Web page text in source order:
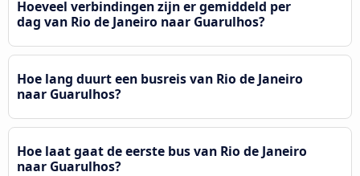
Hoeveel verbindingen zijn er gemiddeld per
dag van Rio de Janeiro naar Guarulhos?
Hoe lang duurt een busreis van Rio de Janeiro
naar Guarulhos?
Hoe laat gaat de eerste bus van Rio de Janeiro
naar Guarulhos?